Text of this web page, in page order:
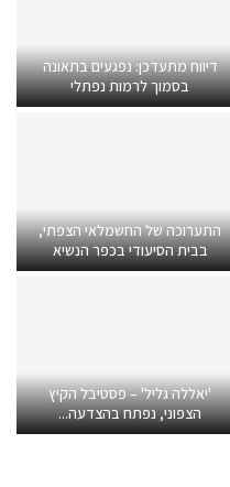
דיווח מתעדכן: נפגעים בתאונה
בסמוך לרמות נפתלי
התערוכה של החשמלאי הצפתי,
בבית הסיעודי בכפר הנשיא
'יאללה גליל' – פסטיבל הקיץ
הצפוני, נפתח בהצדעה...